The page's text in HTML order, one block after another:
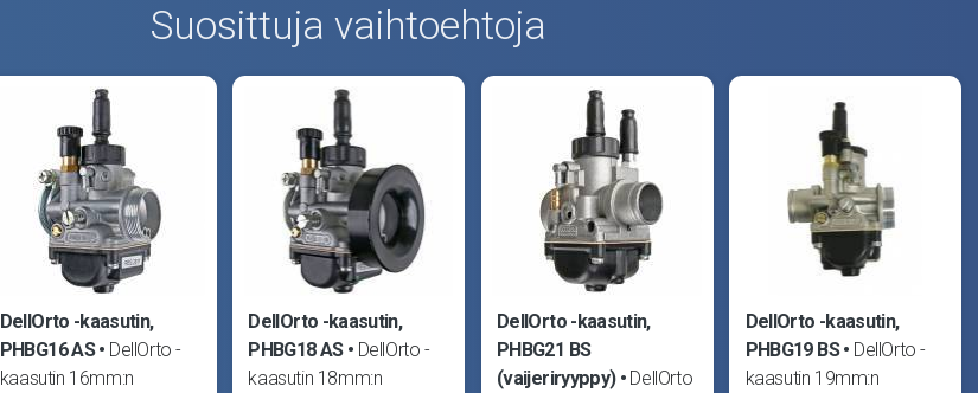
Suosittuja vaihtoehtoja
DellOrto -kaasutin,
PHBG16 AS
DellOrto -
kaasutin 16mm:n
DellOrto -kaasutin,
PHBG18 AS
DellOrto -
kaasutin 18mm:n
DellOrto -kaasutin,
PHBG21 BS
(vaijeriryyppy)
DellOrto
DellOrto -kaasutin,
PHBG19 BS
DellOrto -
kaasutin 19mm:n